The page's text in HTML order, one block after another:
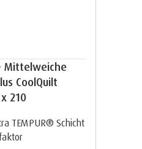
Mittelweiche
CoolQuilt
210
TEMPUR® Schicht